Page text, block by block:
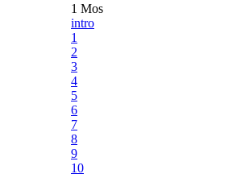
1 Mos
intro
1
2
3
4
5
6
7
8
9
10